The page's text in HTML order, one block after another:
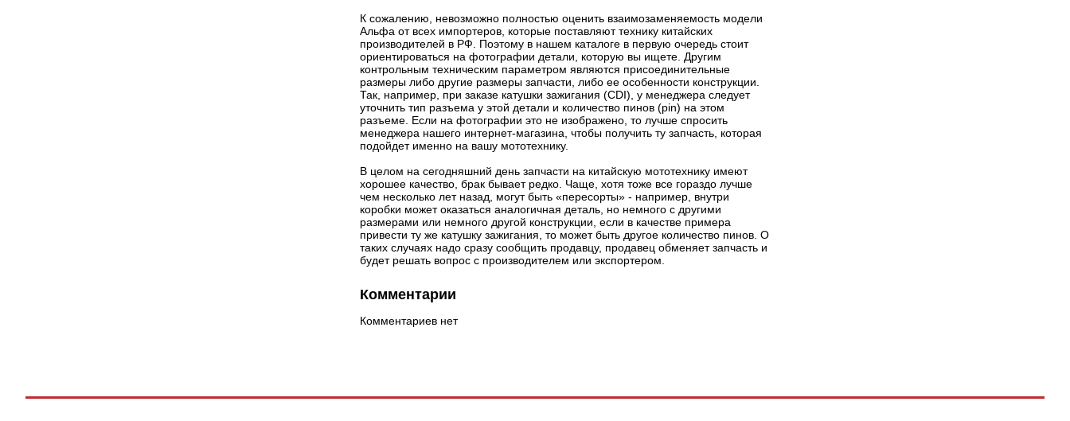
К сожалению, невозможно полностью оценить взаимозаменяемость модели
Альфа от всех импортеров, которые поставляют технику китайских
производителей в РФ. Поэтому в нашем каталоге в первую очередь стоит
ориентироваться на фотографии детали, которую вы ищете. Другим
контрольным техническим параметром являются присоединительные
размеры либо другие размеры запчасти, либо ее особенности конструкции.
Так, например, при заказе катушки зажигания (CDI), у менеджера следует
уточнить тип разъема у этой детали и количество пинов (pin) на этом
разъеме. Если на фотографии это не изображено, то лучше спросить
менеджера нашего интернет-магазина, чтобы получить ту запчасть, которая
подойдет именно на вашу мототехнику.
В целом на сегодняшний день запчасти на китайскую мототехнику имеют
хорошее качество, брак бывает редко. Чаще, хотя тоже все гораздо лучше
чем несколько лет назад, могут быть «пересорты» - например, внутри
коробки может оказаться аналогичная деталь, но немного с другими
размерами или немного другой конструкции, если в качестве примера
привести ту же катушку зажигания, то может быть другое количество пинов. О
таких случаях надо сразу сообщить продавцу, продавец обменяет запчасть и
будет решать вопрос с производителем или экспортером.
Комментарии
Комментариев нет